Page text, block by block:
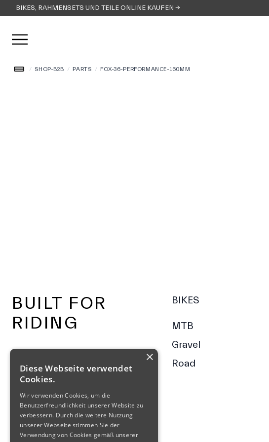
BIKES, RAHMENSETS UND TEILE ONLINE KAUFEN →
Menü öffnen
/ SHOP-B2B / PARTS / FOX-36-PERFORMANCE-160MM
BUILT FOR
RIDING
BIKES
MTB
Gravel
Road
×
Diese Webseite verwendet
Cookies.
Wir verwenden Cookies, um die
Benutzerfreundlichkeit unserer Website zu
verbessern. Durch die weitere Nutzung
unserer Webseite stimmen Sie der
Verwendung von Cookies gemäß unserer